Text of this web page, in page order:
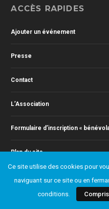
ACCÈS RAPIDES
Ajouter un événement
Presse
Contact
L’Association
Formulaire d’inscription «
Plan du site
Ce site utilise des cookies pour
naviguant sur ce site ou en
conditions.